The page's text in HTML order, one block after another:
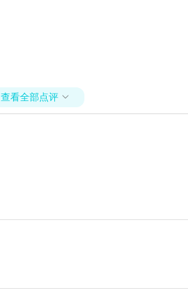
查看全部点评 